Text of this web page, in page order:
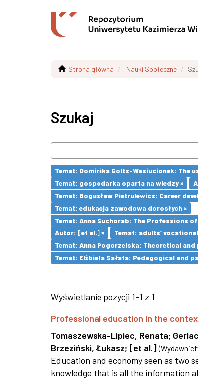
Strona główna Nauki Społeczne
Szukaj
Temat: Dominika Goltz-Wasiucionek: The
Temat: gospodarka oparta na wiedzy ×
Temat: Bogusław Pietrulewicz: Career
Temat: edukacja zawodowa dorosłych ×
Temat: Anna Suchorab: The Professions
Autor: [et al.] ×
Temat: adults’
Temat: Anna Pogorzelska: Theoretical
Temat: Elżbieta Sałata: Pedagogical and
Wyświetlanie pozycji 1-1 z 1
Professional education in the
Tomaszewska-Lipiec, Renata;
Brzeziński, Łukasz; [et al.] (
Education and economy seen as two
knowledge that is all the information